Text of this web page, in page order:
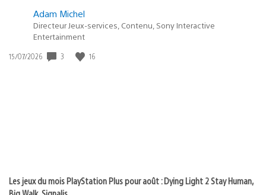
Adam Michel
Directeur Jeux-services, Contenu, Sony Interactive
Entertainment
Date
15/07/2026 3 16
Les jeux du mois PlayStation Plus pour août : Dying Light 2 Stay Human,